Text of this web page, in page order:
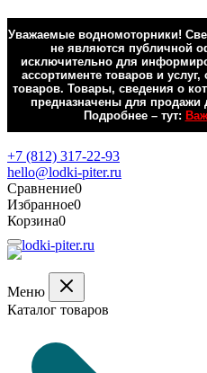
Уважаемые водномоторники!
не являются публичной
исключительно для
ассортименте товаров и
товаров. Товары, сведения о
предназначены для
Подробнее – тут:
+7 (812) 317-22-93
hello@lodki-piter.ru
Сравнение0
Избранное0
Корзина0
Меню
Каталог товаров